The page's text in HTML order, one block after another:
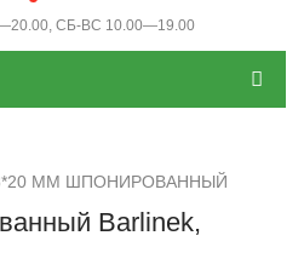
СБ-ВС 10.00—19.00
ММ ШПОНИРОВАННЫЙ
Barlinek,